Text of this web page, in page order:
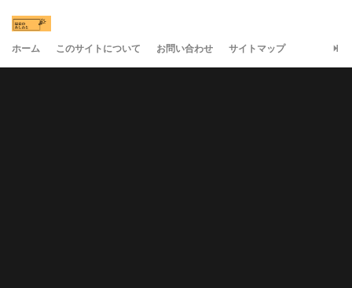
ホーム このサイトについて お問い合わせ サイトマップ